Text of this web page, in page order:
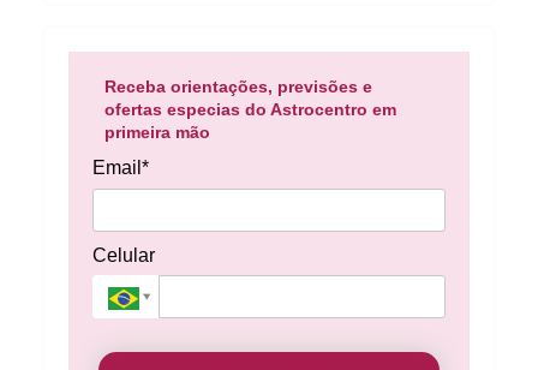
Receba orientações, previsões e
ofertas especias do Astrocentro em
primeira mão
Email*
Celular